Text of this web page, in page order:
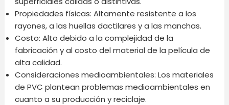
Propiedades físicas: Altamente resistente a los
rayones, a las huellas dactilares y a las manchas.
Costo: Alto debido a la complejidad de la
fabricación y al costo del material de la película de
alta calidad.
Consideraciones medioambientales: Los materiales
de PVC plantean problemas medioambientales en
cuanto a su producción y reciclaje.